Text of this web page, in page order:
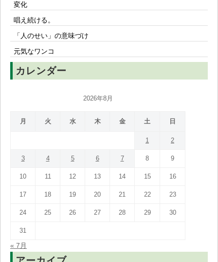
変化
唱え続ける。
「人のせい」の意味づけ
元気なワンコ
カレンダー
2026年8月
月 火 水 木 金 土 日
1 2
3 4 5 6 7 8 9
10 11 12 13 14 15 16
17 18 19 20 21 22 23
24 25 26 27 28 29 30
31
« 7月